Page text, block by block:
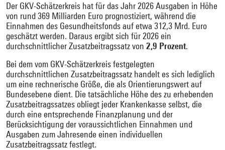
Der GKV-Schätzerkreis hat für das Jahr 2026 Ausgaben in Höhe
von rund 369 Milliarden Euro prognostiziert, während die
Einnahmen des Gesundheitsfonds auf etwa 312,3 Mrd. Euro
geschätzt werden. Daraus ergibt sich für 2026 ein
durchschnittlicher Zusatzbeitragssatz von 2,9 Prozent.
Bei dem vom GKV-Schätzerkreis festgelegten
durchschnittlichen Zusatzbeitragssatz handelt es sich lediglich
um eine rechnerische Größe, die als Orientierungswert auf
Bundesebene dient. Die tatsächliche Höhe des zu erhebenden
Zusatzbeitragssatzes obliegt jeder Krankenkasse selbst, die
durch eine entsprechende Finanzplanung und der
Berücksichtigung der voraussichtlichen Einnahmen und
Ausgaben zum Jahresende einen individuellen
Zusatzbeitragssatz festlegt.